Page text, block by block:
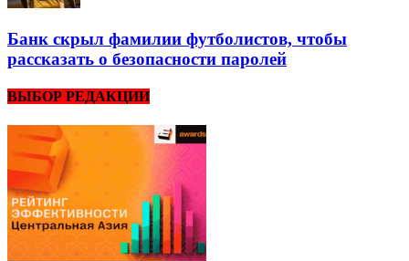
Банк скрыл фамилии футболистов, чтобы
рассказать о безопасности паролей
ВЫБОР РЕДАКЦИИ